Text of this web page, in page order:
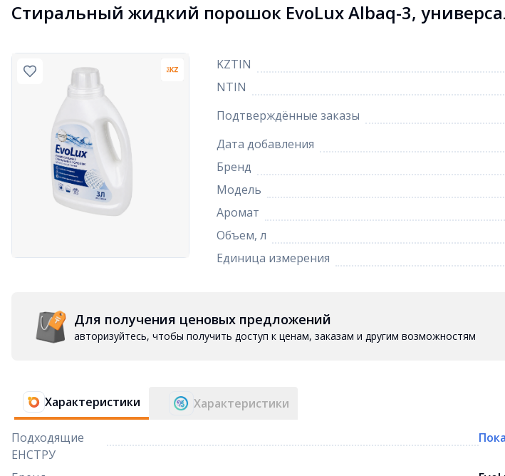
Стиральный жидкий порошок EvoLux Albaq-3,
KZTIN
NTIN
Подтверждённые заказы
Дата добавления
Бренд
Модель
Аромат
Объем, л
Единица измерения
Для получения ценовых предложений
авторизуйтесь, чтобы получить доступ к ценам, заказам и другим возможностям
Характеристики Характеристики
Подходящие
ЕНСТРУ